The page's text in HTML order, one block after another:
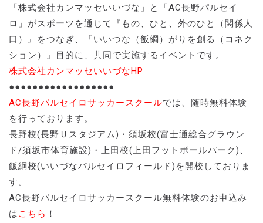
「株式会社カンマッセいいづな」と「AC長野パルセイ
ロ」がスポーツを通じて『もの、ひと、外のひと（関係人
口）』をつなぎ、『いいつな（飯綱）がりを創る（コネク
ション）』目的に、共同で実施するイベントです。
株式会社カンマッセいいづなHP
●●●●●●●●●●●●●●●●●●
AC長野パルセイロサッカースクールでは、随時無料体験
を行っております。
長野校(長野Ｕスタジアム)・須坂校(富士通総合グラウン
ド/須坂市体育施設)・上田校(上田フットボールパーク)、
飯綱校(いいづなパルセイロフィールド)を開校しておりま
す。
AC長野パルセイロサッカースクール無料体験のお申込み
は こちら ！